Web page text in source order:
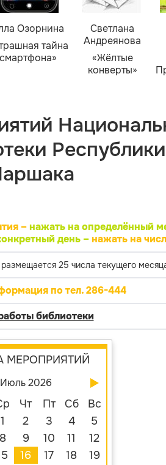
Озорнина
тайна
смартфона»
Светлана
Андреянова
«Жёлтые
конверты»
Республики
– нажать на определённый
день –нажать на
25 числа текущего
по тел. 286-444
библиотеки
МЕРОПРИЯТИЙ
Июль 2026
Чт Пт Сб
Вс
1
2 3 4
5
8 9 10 11
12
16 17 18
19